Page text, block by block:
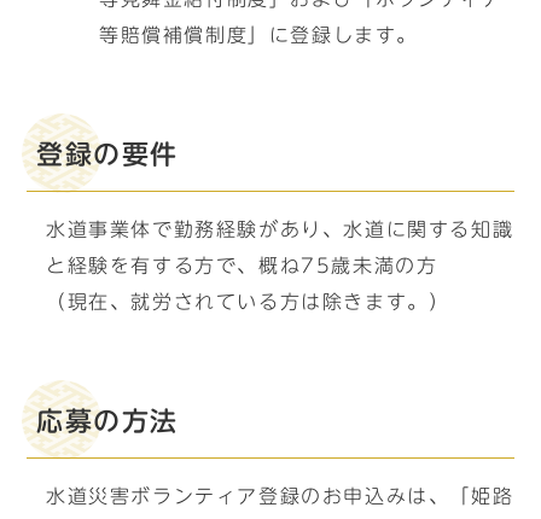
等賠償補償制度」に登録します。
登録の要件
水道事業体で勤務経験があり、水道に関する知識
と経験を有する方で、概ね75歳未満の方
（現在、就労されている方は除きます。）
応募の方法
水道災害ボランティア登録のお申込みは、「姫路